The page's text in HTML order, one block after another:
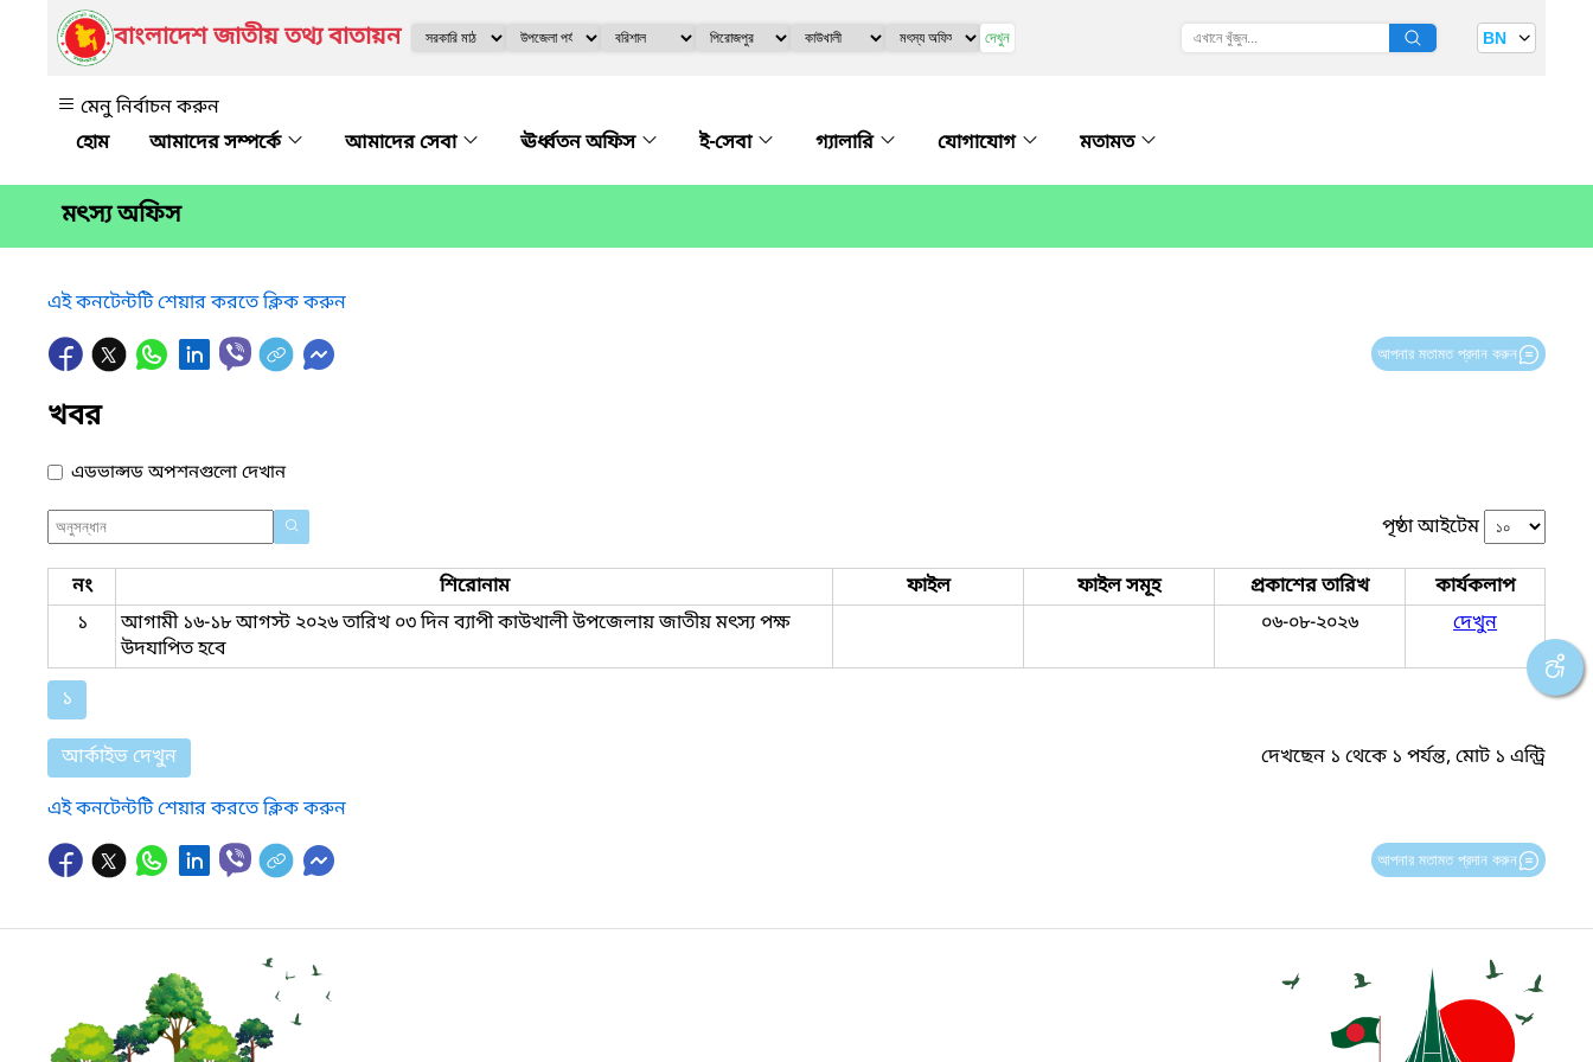
বাংলাদেশ জাতীয় তথ্য বাতায়ন দেখুন BN
মেনু নির্বাচন করুন
আমাদের সম্পর্কে
আমাদের সেবা ঊর্ধ্বতন অফিস ই-সেবা গ্যালারি যোগাযোগ মতামত
মৎস্য অফিস
এই কনটেন্টটি শেয়ার করতে ক্লিক করুন
আপনার মতামত প্রদান করুন
খবর
এডভান্সড অপশনগুলো দেখান
পৃষ্ঠা আইটেম
নং শিরোনাম ফাইল ফাইল সমূহ প্রকাশের তারিখ
কার্যকলাপ
১
আগামী ১৬-১৮ আগস্ট ২০২৬ তারিখ ০৩ দিন ব্যাপী কাউখালী উপজেলায় জাতীয় মৎস্য পক্ষ
উদযাপিত হবে
০৬-০৮-২০২৬ দেখুন
১
আর্কাইভ দেখুন
দেখছেন ১ থেকে ১ পর্যন্ত, মোট ১ এন্ট্রি
এই কনটেন্টটি শেয়ার করতে ক্লিক করুন
আপনার মতামত প্রদান করুন